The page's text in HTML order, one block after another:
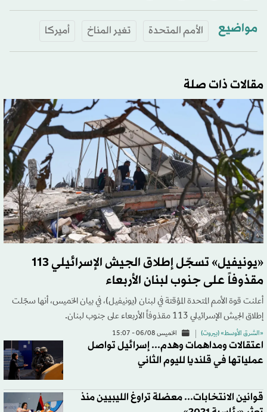
مواضيع الأمم المتحدة تغير المناخ أميركا
مقالات ذات صلة
«يونيفيل» تسجّل إطلاق الجيش الإسرائيلي 113
مقذوفاً على جنوب لبنان الأربعاء
أعلنت قوة الأمم المتحدة المؤقتة في لبنان (يونيفيل)، في بيان الخميس، أنها سجّلت
إطلاق الجيش الإسرائيلي 113 مقذوفاً الأربعاء على جنوب لبنان.
«الشرق الأوسط» (بيروت) الخميس 06/08 - 15:07
اعتقالات ومداهمات وهدم... إسرائيل تواصل
عملياتها في قلنديا لليوم الثاني
قوانين الانتخابات... معضلة تراوغ الليبيين منذ